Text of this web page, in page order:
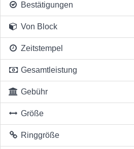
Bestätigungen
Von Block
Zeitstempel
Gesamtleistung
Gebühr
Größe
Ringgröße